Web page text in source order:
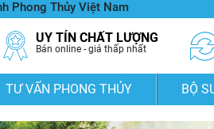
Phong Thủy Việt Nam
UY TÍN CHẤT LƯỢNG
Bán online - giá thấp nhất
TƯ VẤN PHONG THỦY BỘ